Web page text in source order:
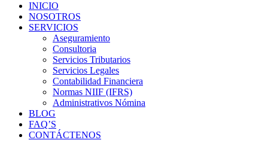
INICIO
NOSOTROS
SERVICIOS
Aseguramiento
Consultoria
Servicios Tributarios
Servicios Legales
Contabilidad Financiera
Normas NIIF (IFRS)
Administrativos Nómina
BLOG
FAQ’S
CONTÁCTENOS